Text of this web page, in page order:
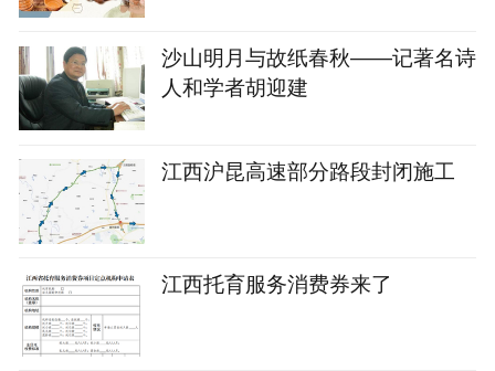
沙山明月与故纸春秋——记著名诗
人和学者胡迎建
江西沪昆高速部分路段封闭施工
江西托育服务消费券来了